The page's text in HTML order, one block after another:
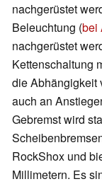
nachgerüstet
Beleuchtung (bei
nachgerüstet
Kettenschaltung
die Abhängigkeit
auch an
Gebremst wird
RockShox und
Millimetern. Es